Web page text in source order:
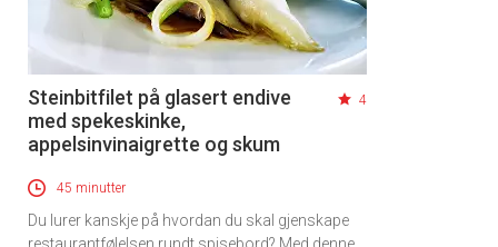
Steinbitfilet på glasert endive
med spekeskinke,
appelsinvinaigrette og skum
4
45 minutter
Du lurer kanskje på hvordan du skal gjenskape